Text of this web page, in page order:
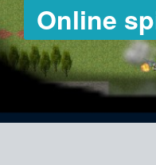
Online